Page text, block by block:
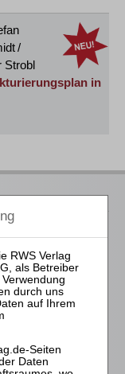
/
Strobl
in
beanworten wir